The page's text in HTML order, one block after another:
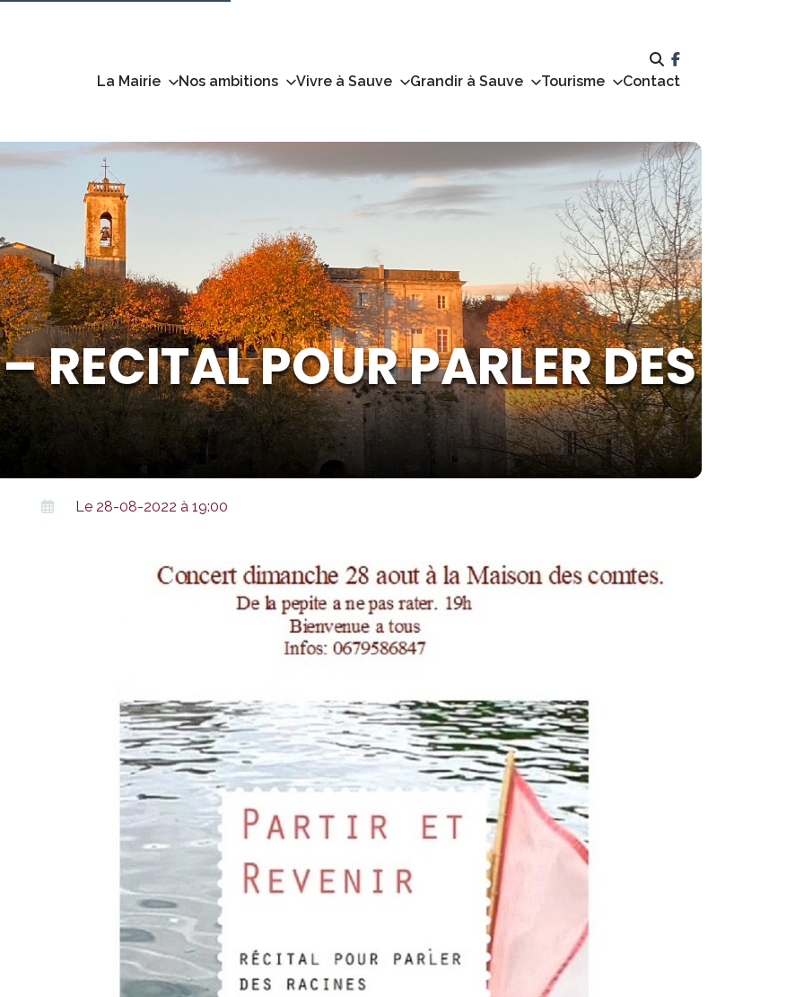
La Mairie Nos ambitions Vivre à Sauve Grandir à Sauve Tourisme Contact
RECITAL POUR PARLER DES
Le 28-08-2022 à 19:00